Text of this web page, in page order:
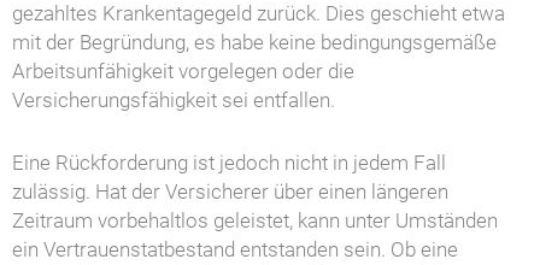
gezahltes Krankentagegeld zurück. Dies geschieht etwa
mit der Begründung, es habe keine bedingungsgemäße
Arbeitsunfähigkeit vorgelegen oder die
Versicherungsfähigkeit sei entfallen.
Eine Rückforderung ist jedoch nicht in jedem Fall
zulässig. Hat der Versicherer über einen längeren
Zeitraum vorbehaltlos geleistet, kann unter Umständen
ein Vertrauenstatbestand entstanden sein. Ob eine